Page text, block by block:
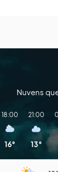
Nuvens
18:00
16°
21:00
13°